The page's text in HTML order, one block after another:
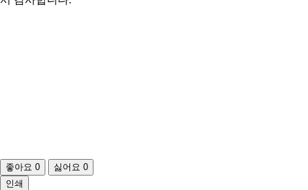
좋아요 0 싫어요 0
인쇄